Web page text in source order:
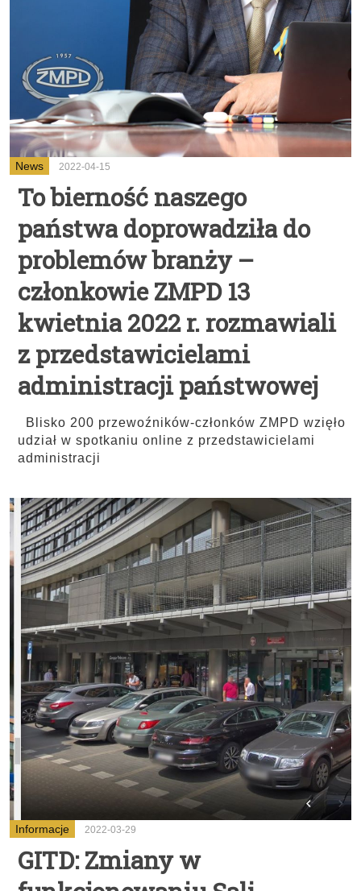
News 2022-04-15
To bierność naszego
państwa doprowadziła do
problemów branży –
członkowie ZMPD 13
kwietnia 2022 r. rozmawiali
z przedstawicielami
administracji państwowej
Blisko 200 przewoźników-członków ZMPD wzięło
udział w spotkaniu online z przedstawicielami
administracji
Informacje 2022-03-29
GITD: Zmiany w